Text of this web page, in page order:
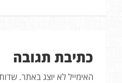
כתיבת תגובה
האימייל לא יוצג באתר.